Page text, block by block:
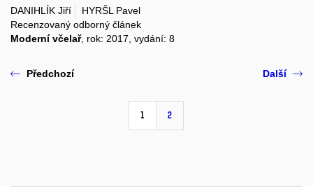
DANIHLÍK Jiří
HYRŠL Pavel
Recenzovaný odborný článek
Moderní včelař, rok: 2017, vydání: 8
Předchozí
1 2
Další